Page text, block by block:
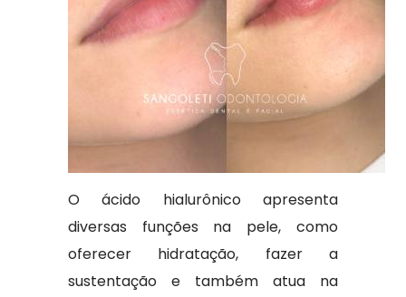
O ácido hialurônico apresenta
diversas funções na pele, como
oferecer hidratação, fazer a
sustentação e também atua na